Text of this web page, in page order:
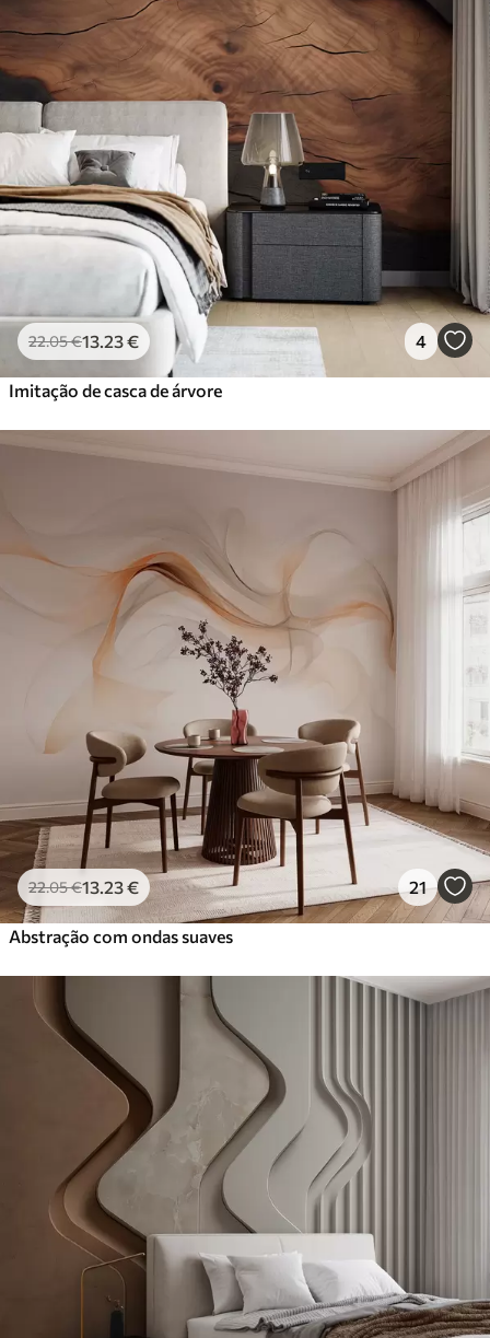
22.05€13 .23€ 4
Imitação de casca de árvore
22.05€13 .23€ 21
Abstração com ondas suaves